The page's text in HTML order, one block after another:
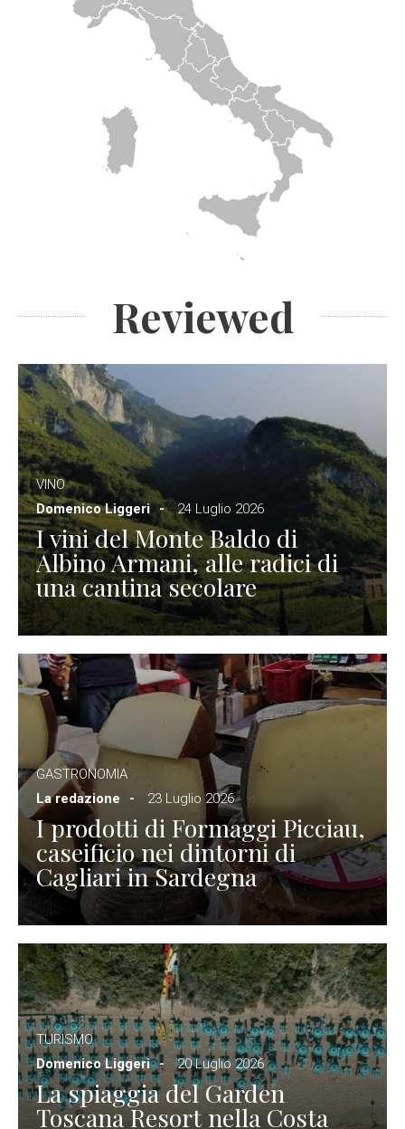
Reviewed
VINO
Domenico Liggeri
24 Luglio 2026
I vini del Monte Baldo di
Albino Armani, alle radici di
una cantina secolare
GASTRONOMIA
La redazione
23 Luglio 2026
I prodotti di Formaggi Picciau,
caseificio nei dintorni di
Cagliari in Sardegna
TURISMO
Domenico Liggeri
20 Luglio 2026
La spiaggia del Garden
Toscana Resort nella Costa